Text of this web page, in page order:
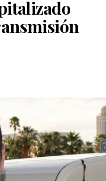
46 días
en la
de exhibición